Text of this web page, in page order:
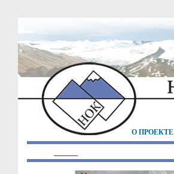
О ПРОЕКТЕ